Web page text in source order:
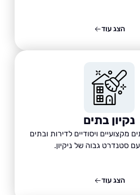
בתים
ויסודיים לדירות ובתים
גבוה של ניקיון.